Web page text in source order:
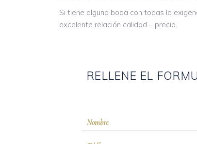
Si tiene alguna boda con todas la
excelente relación calidad – precio.
RELLENE EL